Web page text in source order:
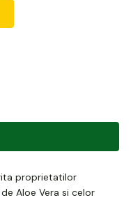
proprietatilor
Aloe Vera si celor